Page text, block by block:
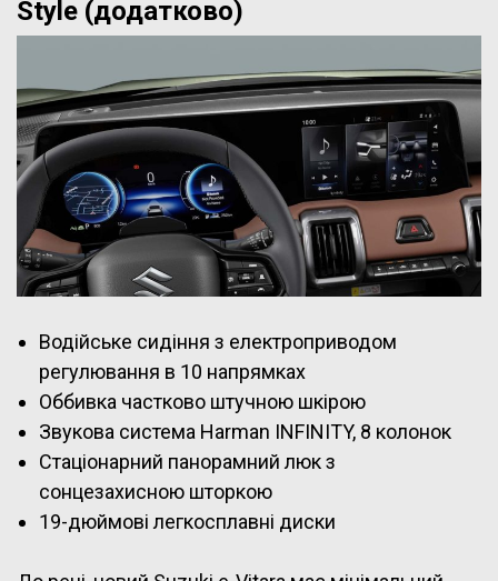
Style (додатково)
Водійське сидіння з електроприводом
регулювання в 10 напрямках
Оббивка частково штучною шкірою
Звукова система Harman INFINITY, 8 колонок
Стаціонарний панорамний люк з
сонцезахисною шторкою
19-дюймові легкосплавні диски